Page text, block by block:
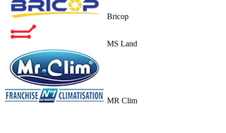
Bricop
MS Land
MR Clim